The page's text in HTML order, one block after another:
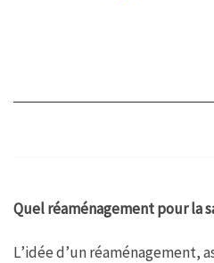
Quel réaménagement pour la
L’idée d’un réaménagement,